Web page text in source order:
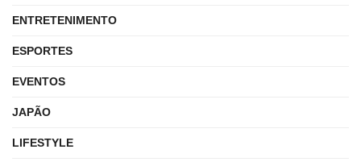
ENTRETENIMENTO
ESPORTES
EVENTOS
JAPÃO
LIFESTYLE